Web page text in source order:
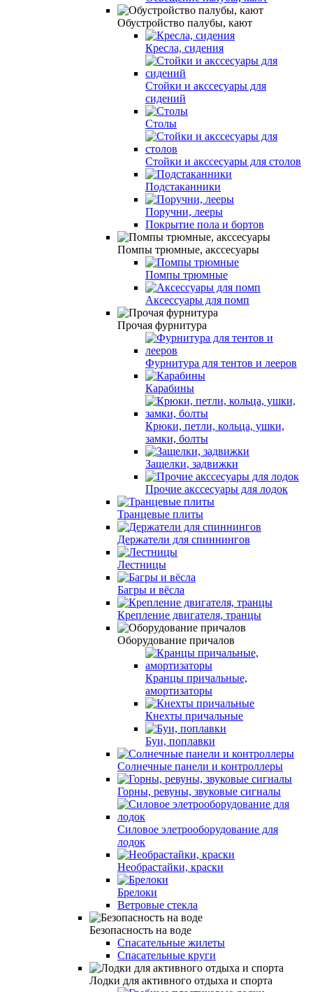
Обустройство палубы, кают
Кресла, сидения
Стойки и акссесуары для
сидений
Столы
Стойки и акссесуары для столов
Подстаканники
Поручни, лееры
Покрытие пола и бортов
Помпы трюмные, акссесуары
Помпы трюмные
Аксессуары для помп
Прочая фурнитура
Фурнитура для тентов и лееров
Карабины
Крюки, петли, кольца, ушки,
замки, болты
Защелки, задвижки
Прочие акссесуары для лодок
Транцевые плиты
Держатели для спиннингов
Лестницы
Багры и вёсла
Крепление двигателя, транцы
Оборудование причалов
Кранцы причальные,
амортизаторы
Кнехты причальные
Буи, поплавки
Солнечные панели и контроллеры
Горны, ревуны, звуковые сигналы
Силовое элетрооборудование для
лодок
Необрастайки, краски
Брелоки
Ветровые стекла
Безопасность на воде
Спасательные жилеты
Спасательные круги
Лодки для активного отдыха и спорта